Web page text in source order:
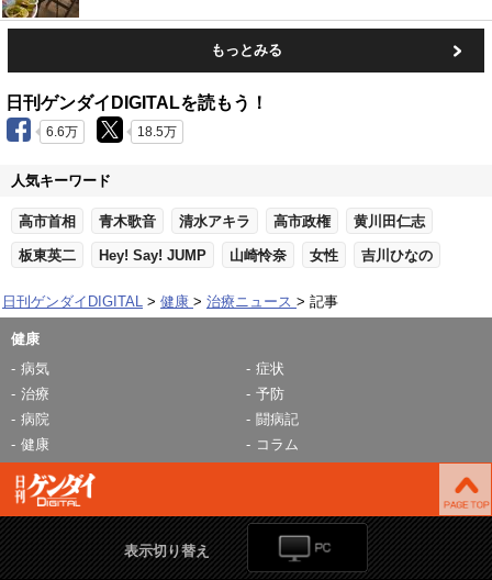
もっとみる
日刊ゲンダイDIGITALを読もう！
6.6万 18.5万
人気キーワード
高市首相 青木歌音 清水アキラ 高市政権 黄川田仁志
板東英二 Hey! Say! JUMP 山崎怜奈 女性 吉川ひなの
日刊ゲンダイDIGITAL 健康 治療ニュース 記事
健康
病気
症状
治療
予防
病院
闘病記
健康
コラム
表示切り替え